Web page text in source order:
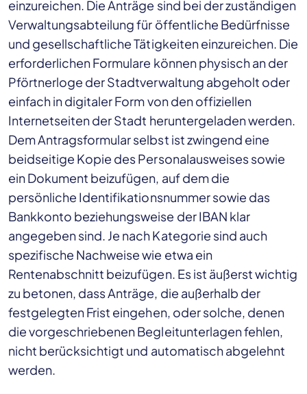
einzureichen. Die Anträge sind bei der zuständigen
Verwaltungsabteilung für öffentliche Bedürfnisse
und gesellschaftliche Tätigkeiten einzureichen. Die
erforderlichen Formulare können physisch an der
Pförtnerloge der Stadtverwaltung abgeholt oder
einfach in digitaler Form von den offiziellen
Internetseiten der Stadt heruntergeladen werden.
Dem Antragsformular selbst ist zwingend eine
beidseitige Kopie des Personalausweises sowie
ein Dokument beizufügen, auf dem die
persönliche Identifikationsnummer sowie das
Bankkonto beziehungsweise der IBAN klar
angegeben sind. Je nach Kategorie sind auch
spezifische Nachweise wie etwa ein
Rentenabschnitt beizufügen. Es ist äußerst wichtig
zu betonen, dass Anträge, die außerhalb der
festgelegten Frist eingehen, oder solche, denen
die vorgeschriebenen Begleitunterlagen fehlen,
nicht berücksichtigt und automatisch abgelehnt
werden.